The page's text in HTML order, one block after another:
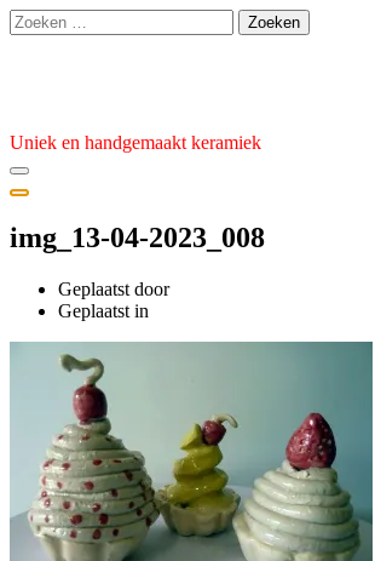
Ga
naar
Zoeken
naar:
Uniek en handgemaakt keramiek
img_13-04-2023_008
Geplaatst door
Geplaatst
14
april
2023
Geplaatst in